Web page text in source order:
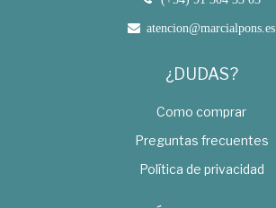
atencion@marcialpons.es
¿DUDAS?
Como comprar
Preguntas frecuentes
Política de privacidad